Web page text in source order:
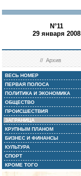
N°11
29 января 2008
//Архив
ВЕСЬ НОМЕР
ПЕРВАЯ ПОЛОСА
ПОЛИТИКА И ЭКОНОМИКА
ОБЩЕСТВО
ПРОИСШЕСТВИЯ
ЗАГРАНИЦА
КРУПНЫМ ПЛАНОМ
БИЗНЕС И ФИНАНСЫ
КУЛЬТУРА
СПОРТ
КРОМЕ ТОГО